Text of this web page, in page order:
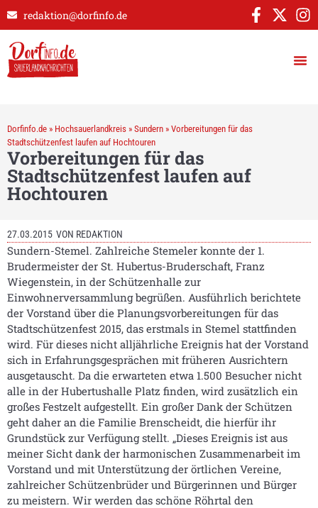
redaktion@dorfinfo.de
Dorfinfo.de » Hochsauerlandkreis » Sundern » Vorbereitungen für das
Stadtschützenfest laufen auf Hochtouren
Vorbereitungen für das
Stadtschützenfest laufen auf
Hochtouren
27.03.2015 VON REDAKTION
Sundern-Stemel. Zahlreiche Stemeler konnte der 1.
Brudermeister der St. Hubertus-Bruderschaft, Franz
Wiegenstein, in der Schützenhalle zur
Einwohnerversammlung begrüßen. Ausführlich berichtete
der Vorstand über die Planungsvorbereitungen für das
Stadtschützenfest 2015, das erstmals in Stemel stattfinden
wird. Für dieses nicht alljährliche Ereignis hat der Vorstand
sich in Erfahrungsgesprächen mit früheren Ausrichtern
ausgetauscht. Da die erwarteten etwa 1.500 Besucher nicht
alle in der Hubertushalle Platz finden, wird zusätzlich ein
großes Festzelt aufgestellt. Ein großer Dank der Schützen
geht daher an die Familie Brenscheidt, die hierfür ihr
Grundstück zur Verfügung stellt. „Dieses Ereignis ist aus
meiner Sicht dank der harmonischen Zusammenarbeit im
Vorstand und mit Unterstützung der örtlichen Vereine,
zahlreicher Schützenbrüder und Bürgerinnen und Bürger
zu meistern. Wir werden das schöne Röhrtal den